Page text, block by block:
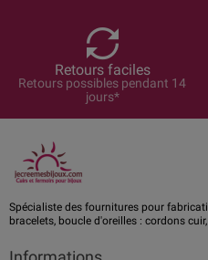
Retours faciles
Retours possibles pendant 14
jours*
Spécialiste des fournitures pour
bracelets, boucle d'oreilles : cordons